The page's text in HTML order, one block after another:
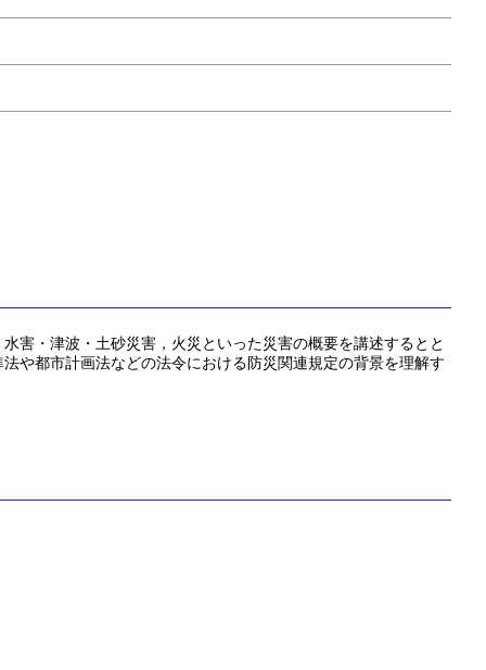
害・津波・土砂災害，火災といった災害の概要を講述するとと
や都市計画法などの法令における防災関連規定の背景を理解す